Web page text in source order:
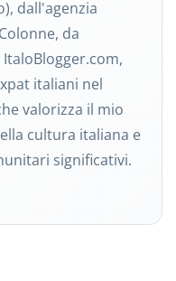
dall'agenzia
da
italiani nel
valorizza il mio
cultura italiana e
significativi.